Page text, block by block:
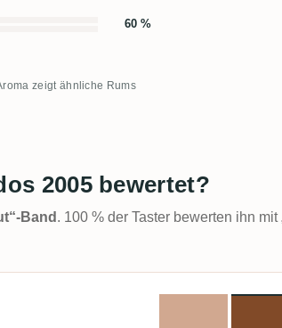
60 %
zeigt ähnliche Rums
2005 bewertet?
Band . 100 % der Taster bewerten ihn